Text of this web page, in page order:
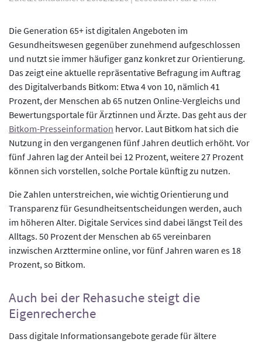
Die Generation 65+ ist digitalen Angeboten im
Gesundheitswesen gegenüber zunehmend aufgeschlossen
und nutzt sie immer häufiger ganz konkret zur Orientierung.
Das zeigt eine aktuelle repräsentative Befragung im Auftrag
des Digitalverbands Bitkom: Etwa 4 von 10, nämlich 41
Prozent, der Menschen ab 65 nutzen Online-Vergleichs und
Bewertungsportale für Ärztinnen und Ärzte. Das geht aus der
Bitkom-Presseinformation hervor. Laut Bitkom hat sich die
Nutzung in den vergangenen fünf Jahren deutlich erhöht. Vor
fünf Jahren lag der Anteil bei 12 Prozent, weitere 27 Prozent
können sich vorstellen, solche Portale künftig zu nutzen.
Die Zahlen unterstreichen, wie wichtig Orientierung und
Transparenz für Gesundheitsentscheidungen werden, auch
im höheren Alter. Digitale Services sind dabei längst Teil des
Alltags. 50 Prozent der Menschen ab 65 vereinbaren
inzwischen Arzttermine online, vor fünf Jahren waren es 18
Prozent, so Bitkom.
Auch bei der Rehasuche steigt die
Eigenrecherche
Dass digitale Informationsangebote gerade für ältere